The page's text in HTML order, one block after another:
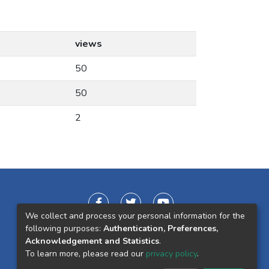
views
50
50
2
We collect and process your personal information for the
following purposes: Authentication, Preferences,
Acknowledgement and Statistics.
To learn more, please read our privacy policy.